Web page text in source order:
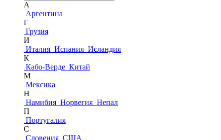
А
Аргентина
Г
Грузия
И
Италия Испания Исландия
К
Кабо-Верде Китай
М
Мексика
Н
Намибия Норвегия Непал
П
Португалия
С
Словения США